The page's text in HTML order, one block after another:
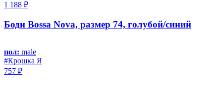
1 188 ₽
Боди Bossa Nova, размер 74, голубой/синий
пол: male
#Крошка Я
757 ₽